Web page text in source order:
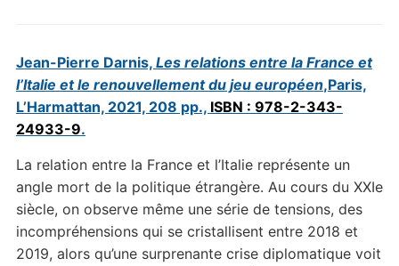
Jean-Pierre Darnis, Les relations entre la France et
l’Italie et le renouvellement du jeu européen,Paris,
L’Harmattan, 2021, 208 pp., ISBN : 978-2-343-
24933-9.
La relation entre la France et l’Italie représente un
angle mort de la politique étrangère. Au cours du XXIe
siècle, on observe même une série de tensions, des
incompréhensions qui se cristallisent entre 2018 et
2019, alors qu’une surprenante crise diplomatique voit